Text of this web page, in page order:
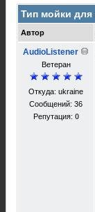
Тип мойки для
Автор
AudioListener
Ветеран
Откуда: ukraine
Сообщений: 36
Репутация: 0